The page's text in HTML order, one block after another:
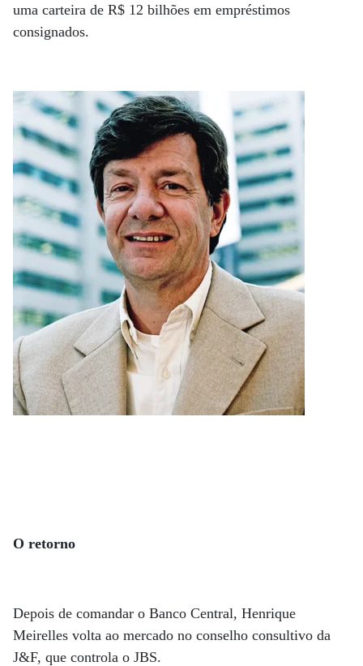
uma carteira de R$ 12 bilhões em empréstimos
consignados.
O retorno
Depois de comandar o Banco Central, Henrique
Meirelles volta ao mercado no conselho consultivo da
J&F, que controla o JBS.